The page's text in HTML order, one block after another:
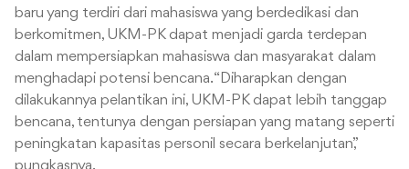
baru yang terdiri dari mahasiswa yang berdedikasi dan
berkomitmen, UKM-PK dapat menjadi garda terdepan
dalam mempersiapkan mahasiswa dan masyarakat dalam
menghadapi potensi bencana. “Diharapkan dengan
dilakukannya pelantikan ini, UKM-PK dapat lebih tanggap
bencana, tentunya dengan persiapan yang matang seperti
peningkatan kapasitas personil secara berkelanjutan,”
pungkasnya.